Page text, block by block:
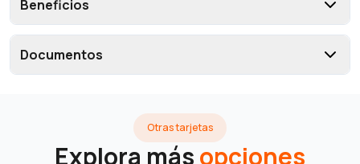
Beneficios
Documentos
Otras tarjetas
Explora másopciones